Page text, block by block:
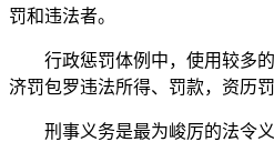
罚和违法者。
行政惩罚体例中，使用较多的
济罚包罗违法所得、罚款，资历
刑事义务是最为峻厉的法令义